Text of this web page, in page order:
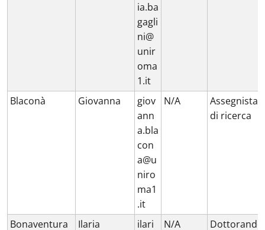
ia.ba
gagli
ni@
unir
oma
1.it
Blaconà Giovanna
giov
ann
a.bla
con
a@u
niro
ma1
.it
N/A
Assegnista
di ricerca
Bonaventura Ilaria
ilari
N/A Dottorando